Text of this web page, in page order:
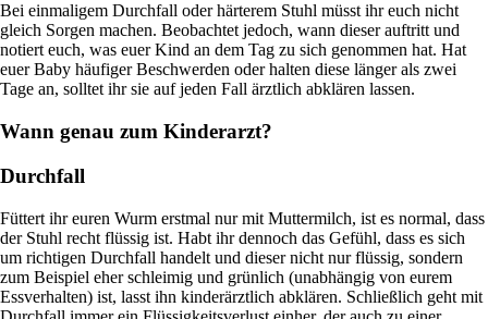
Bei einmaligem Durchfall oder härterem Stuhl müsst ihr euch nicht
gleich Sorgen machen. Beobachtet jedoch, wann dieser auftritt und
notiert euch, was euer Kind an dem Tag zu sich genommen hat. Hat
euer Baby häufiger Beschwerden oder halten diese länger als zwei
Tage an, solltet ihr sie auf jeden Fall ärztlich abklären lassen.
Wann genau zum Kinderarzt?
Durchfall
Füttert ihr euren Wurm erstmal nur mit Muttermilch, ist es normal, dass
der Stuhl recht flüssig ist. Habt ihr dennoch das Gefühl, dass es sich
um richtigen Durchfall handelt und dieser nicht nur flüssig, sondern
zum Beispiel eher schleimig und grünlich (unabhängig von eurem
Essverhalten) ist, lasst ihn kinderärztlich abklären. Schließlich geht mit